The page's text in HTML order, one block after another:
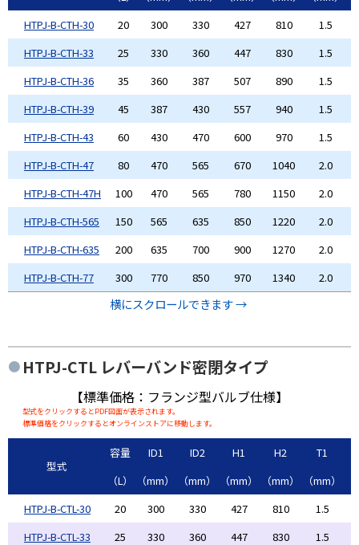
HTPJ-B-CTH-30
20 300 330 427 810
1.5
HTPJ-B-CTH-33
25 330 360 447 830
1.5
HTPJ-B-CTH-36
35 360 387 507 890
1.5
HTPJ-B-CTH-39
45 387 430 557 940
1.5
HTPJ-B-CTH-43
60 430 470 600 970
1.5
HTPJ-B-CTH-47
80 470 565 670 1040
2.0
HTPJ-B-CTH-47H
100 470 565 780 1150
2.0
HTPJ-B-CTH-565
150 565 635 850 1220
2.0
HTPJ-B-CTH-635
200 635 700 900 1270
2.0
HTPJ-B-CTH-77
300 770 850 970 1340 2.0
横にスクロールできます →
HTPJ-CTL レバーバンド密閉タイプ
【標準価格：フランジ型バルブ仕様】
型式をクリックするとPDF図面が表示されます。
標準価格をクリックするとオンラインストアに移動します。
型式
容量 ID1 ID2 H1 H2 T1
（L）
（mm） （mm） （mm） （mm） （mm）
HTPJ-B-CTL-30
20 300 330 427 810 1.5
HTPJ-B-CTL-33
25 330 360 447 830 1.5